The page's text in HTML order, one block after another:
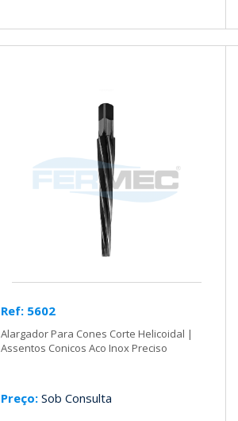
Ref: 5602
Alargador Para Cones Corte Helicoidal |
Assentos Conicos Aco Inox Preciso
Preço: Sob Consulta